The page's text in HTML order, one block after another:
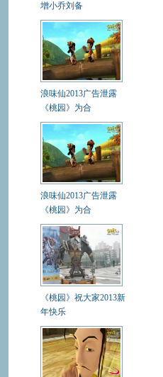
增小乔刘备
浪味仙2013广告泄露
《桃园》为合
浪味仙2013广告泄露
《桃园》为合
《桃园》祝大家2013新
年快乐